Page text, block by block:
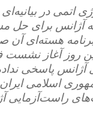
اتمی در
آژانس برای حل
هسته‌ای آن
(۱۹ خرداد) در نخستین
پاسخی
اسلامی
راست‌آزمایی